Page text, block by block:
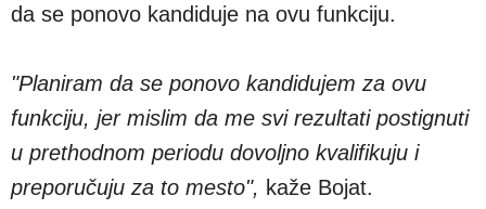
da se ponovo kandiduje na ovu funkciju.
"Planiram da se ponovo kandidujem za ovu
funkciju, jer mislim da me svi rezultati postignuti
u prethodnom periodu dovoljno kvalifikuju i
preporučuju za to mesto", kaže Bojat.